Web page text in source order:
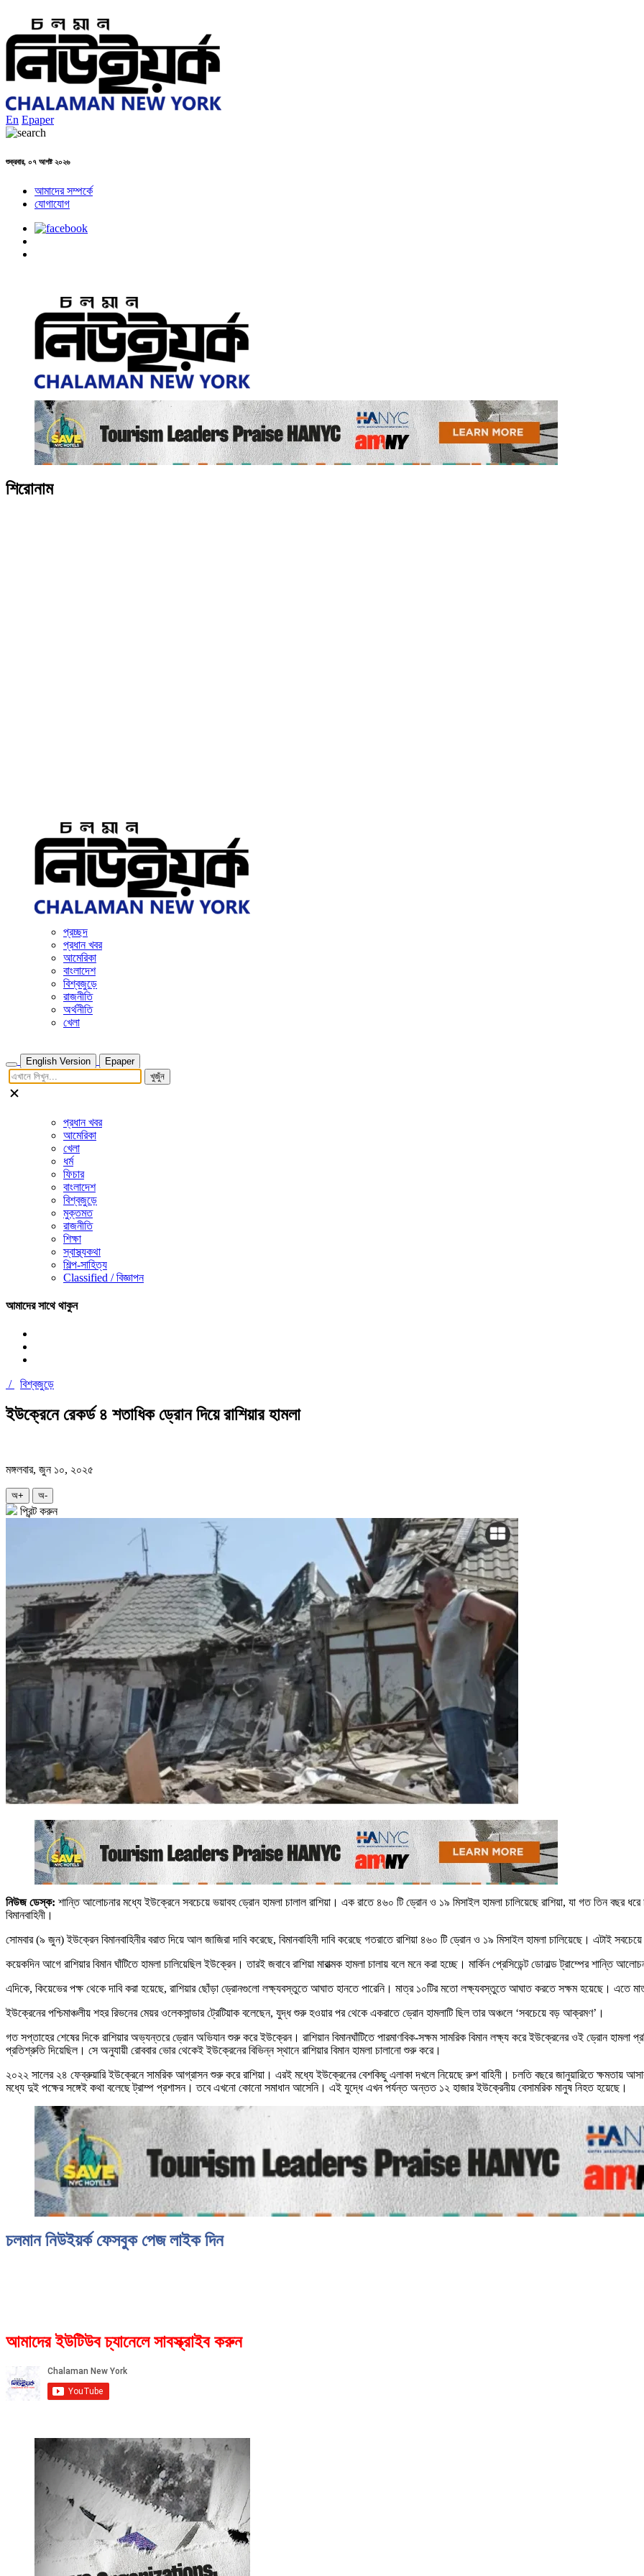
En Epaper
শুক্রবার, ০৭ আগষ্ট ২০২৬
আমাদের সম্পর্কে
যোগাযোগ
শিরোনাম
প্রচ্ছদ
প্রধান খবর
আমেরিকা
বাংলাদেশ
বিশ্বজুড়ে
রাজনীতি
অর্থনীতি
খেলা
English Version
Epaper
খুজুঁন
প্রধান খবর
আমেরিকা
খেলা
ধর্ম
ফিচার
বাংলাদেশ
বিশ্বজুড়ে
মুক্তমত
রাজনীতি
শিক্ষা
স্বাস্থ্যকথা
শিল্প-সাহিত্য
Classified / বিজ্ঞাপন
আমাদের সাথে থাকুন
/ বিশ্বজুড়ে
ইউক্রেনে রেকর্ড ৪ শতাধিক ড্রোন দিয়ে রাশিয়ার হামলা
মঙ্গলবার, জুন ১০, ২০২৫
অ+ অ-
প্রিন্ট করুন
নিউজ ডেস্ক: শান্তি আলোচনার মধ্যে ইউক্রেনে সবচেয়ে ভয়াবহ ড্রোন হামলা চালাল রাশিয়া। এক রাতে ৪৬০ টি ড্রোন ও ১৯ মিসাইল হামলা চালিয়েছে রাশিয়া, যা গত তিন বছর
বিমানবাহিনী।
সোমবার (৯ জুন) ইউক্রেন বিমানবাহিনীর বরাত দিয়ে আল জাজিরা দাবি করেছে, বিমানবাহিনী দাবি করেছে গতরাতে রাশিয়া ৪৬০ টি ড্রোন ও ১৯ মিসাইল হামলা চালিয়েছে। এটাই
কয়েকদিন আগে রাশিয়ার বিমান ঘাঁটিতে হামলা চালিয়েছিল ইউক্রেন। তারই জবাবে রাশিয়া মারাত্মক হামলা চালায় বলে মনে করা হচ্ছে। মার্কিন প্রেসিডেন্ট ডোনাল্ড ট্রাম্পের শান্তি
এদিকে, কিয়েভের পক্ষ থেকে দাবি করা হয়েছে, রাশিয়ার ছোঁড়া ড্রোনগুলো লক্ষ্যবস্তুতে আঘাত হানতে পারেনি। মাত্র ১০টির মতো লক্ষ্যবস্তুতে আঘাত করতে সক্ষম হয়েছে। এতে
ইউক্রেনের পশ্চিমাঞ্চলীয় শহর রিভনের মেয়র ওলেকসান্ডার ট্রেটিয়াক বলেছেন, যুদ্ধ শুরু হওয়ার পর থেকে একরাতে ড্রোন হামলাটি ছিল তার অঞ্চলে ‘সবচেয়ে বড় আক্রমণ’।
গত সপ্তাহের শেষের দিকে রাশিয়ার অভ্যন্তরে ড্রোন অভিযান শুরু করে ইউক্রেন। রাশিয়ান বিমানঘাঁটিতে পারমাণবিক-সক্ষম সামরিক বিমান লক্ষ্য করে ইউক্রেনের ওই ড্রোন
প্রতিশ্রুতি দিয়েছিল। সে অনুযায়ী রোববার ভোর থেকেই ইউক্রেনের বিভিন্ন স্থানে রাশিয়ার বিমান হামলা চালানো শুরু করে।
২০২২ সালের ২৪ ফেব্রুয়ারি ইউক্রেনে সামরিক আগ্রাসন শুরু করে রাশিয়া। এরই মধ্যে ইউক্রেনের বেশকিছু এলাকা দখলে নিয়েছে রুশ বাহিনী। চলতি বছরে জানুয়ারিতে ক্ষমতায়
মধ্যে দুই পক্ষের সঙ্গেই কথা বলেছে ট্রাম্প প্রশাসন। তবে এখনো কোনো সমাধান আসেনি। এই যুদ্ধে এখন পর্যন্ত অন্তত ১২ হাজার ইউক্রেনীয় বেসামরিক মানুষ নিহত হয়েছে।
চলমান নিউইয়র্ক ফেসবুক পেজ লাইক দিন
আমাদের ইউটিউব চ্যানেলে সাবস্ক্রাইব করুন